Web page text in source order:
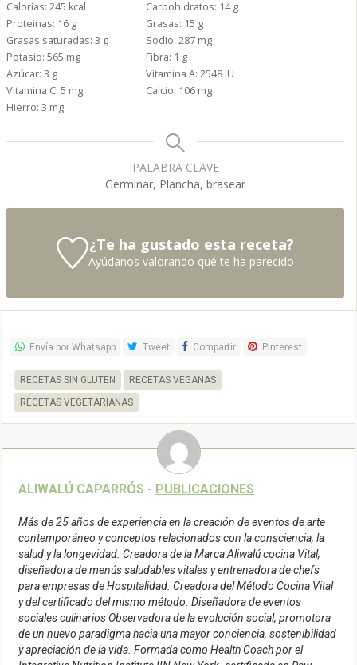
Calorías: 245 kcal Carbohidratos: 14 g
Proteinas: 16 g Grasas: 15 g
Grasas saturadas: 3 g Sodio: 287 mg
Potasio: 565 mg Fibra: 1 g
Azúcar: 3 g Vitamina A: 2548 IU
Vitamina C: 5 mg Calcio: 106 mg
Hierro: 3 mg
PALABRA CLAVE
Germinar, Plancha, brasear
¿Te ha gustado esta receta?
Ayúdanos valorando qué te ha parecido
Envía por Whatsapp Tweet Compartir Pinterest
RECETAS SIN GLUTEN
RECETAS VEGANAS
RECETAS VEGETARIANAS
ALIWALÚ CAPARRÓS - PUBLICACIONES
Más de 25 años de experiencia en la creación de eventos de arte
contemporáneo y conceptos relacionados con la consciencia, la
salud y la longevidad. Creadora de la Marca Aliwalú cocina Vital,
diseñadora de menús saludables vitales y entrenadora de chefs
para empresas de Hospitalidad. Creadora del Método Cocina Vital
y del certificado del mismo método. Diseñadora de eventos
sociales culinarios Observadora de la evolución social, promotora
de un nuevo paradigma hacia una mayor conciencia, sostenibilidad
y apreciación de la vida. Formada como Health Coach por el